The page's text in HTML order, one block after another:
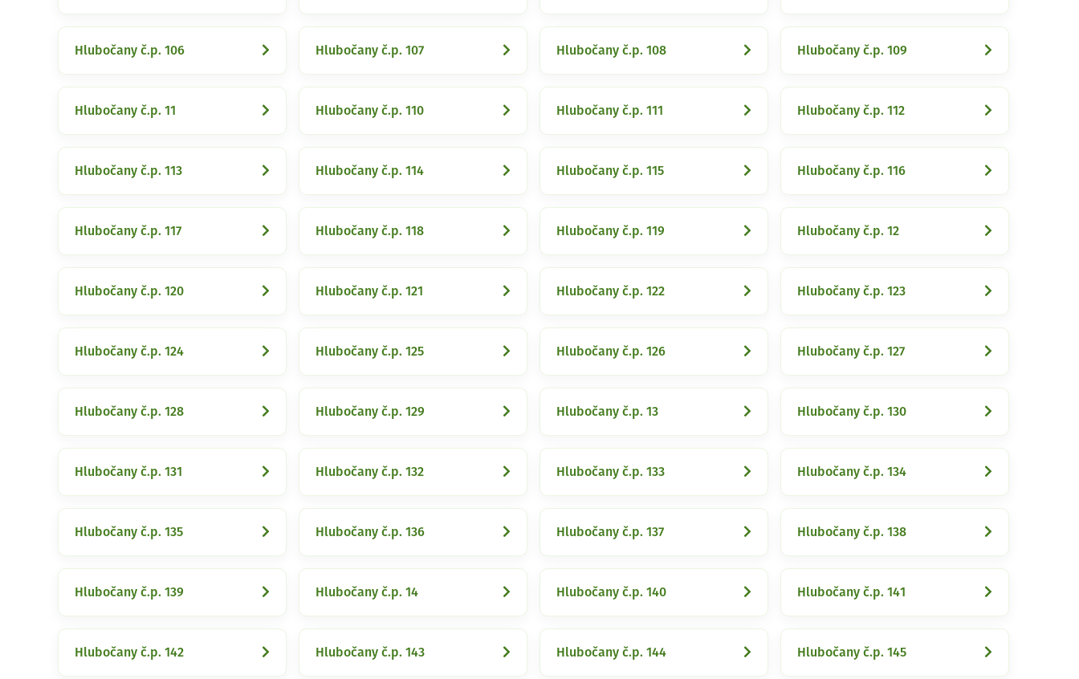
Hlubočany č.p. 106 Hlubočany č.p. 107 Hlubočany č.p. 108 Hlubočany č.p. 109
Hlubočany č.p. 11 Hlubočany č.p. 110 Hlubočany č.p. 111 Hlubočany č.p. 112
Hlubočany č.p. 113 Hlubočany č.p. 114 Hlubočany č.p. 115 Hlubočany č.p. 116
Hlubočany č.p. 117 Hlubočany č.p. 118 Hlubočany č.p. 119 Hlubočany č.p. 12
Hlubočany č.p. 120 Hlubočany č.p. 121 Hlubočany č.p. 122 Hlubočany č.p. 123
Hlubočany č.p. 124 Hlubočany č.p. 125 Hlubočany č.p. 126 Hlubočany č.p. 127
Hlubočany č.p. 128 Hlubočany č.p. 129 Hlubočany č.p. 13 Hlubočany č.p. 130
Hlubočany č.p. 131 Hlubočany č.p. 132 Hlubočany č.p. 133 Hlubočany č.p. 134
Hlubočany č.p. 135 Hlubočany č.p. 136 Hlubočany č.p. 137 Hlubočany č.p. 138
Hlubočany č.p. 139 Hlubočany č.p. 14 Hlubočany č.p. 140 Hlubočany č.p. 141
Hlubočany č.p. 142 Hlubočany č.p. 143 Hlubočany č.p. 144 Hlubočany č.p. 145